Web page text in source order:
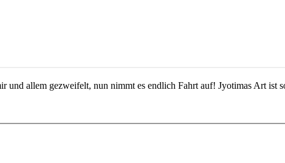
und allem gezweifelt, nun nimmt es endlich Fahrt auf! Jyotimas Art ist